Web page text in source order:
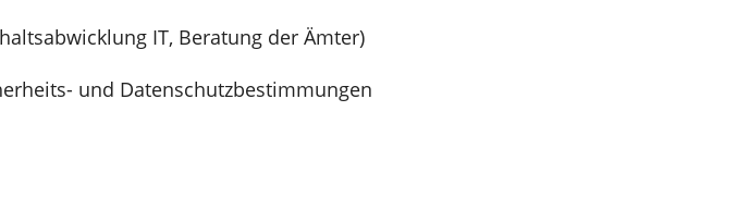
IT, Beratung der Ämter)
und Datenschutzbestimmungen